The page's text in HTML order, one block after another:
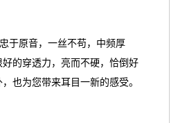
于原音，一丝不苟，中频厚
的穿透力，亮而不硬，恰倒好
也为您带来耳目一新的感受。